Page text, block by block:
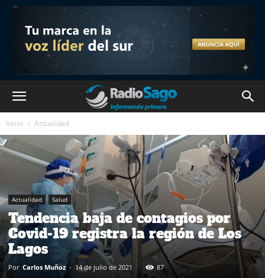
Inicio Actualidad
Actualidad Salud
Tendencia baja de contagios por
Covid-19 registra la región de Los
Lagos
Por Carlos Muñoz - 14 de julio de 2021 87